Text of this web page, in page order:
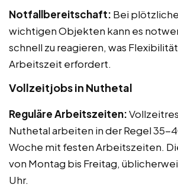
Notfallbereitschaft: Bei
wichtigen Objekten kann es
schnell zu reagieren, was
Arbeitszeit erfordert.
Vollzeitjobs in Nuthetal
Reguläre Arbeitszeiten:
Nuthetal arbeiten in der Regel 35-
Woche mit festen Arbeitszeiten.
von Montag bis Freitag,
Uhr.